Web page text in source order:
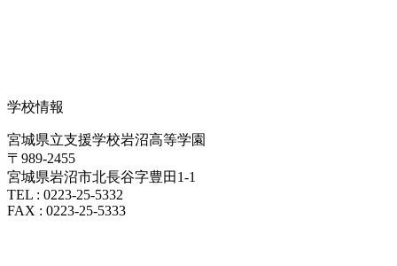
学校情報
宮城県立支援学校岩沼高等学園
〒989-2455
宮城県岩沼市北長谷字豊田1-1
TEL : 0223-25-5332
FAX : 0223-25-5333